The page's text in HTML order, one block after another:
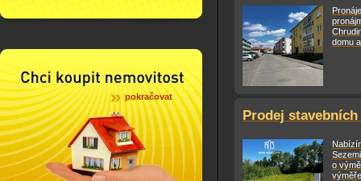
pokračovat
domu
Prodej stavebních
o